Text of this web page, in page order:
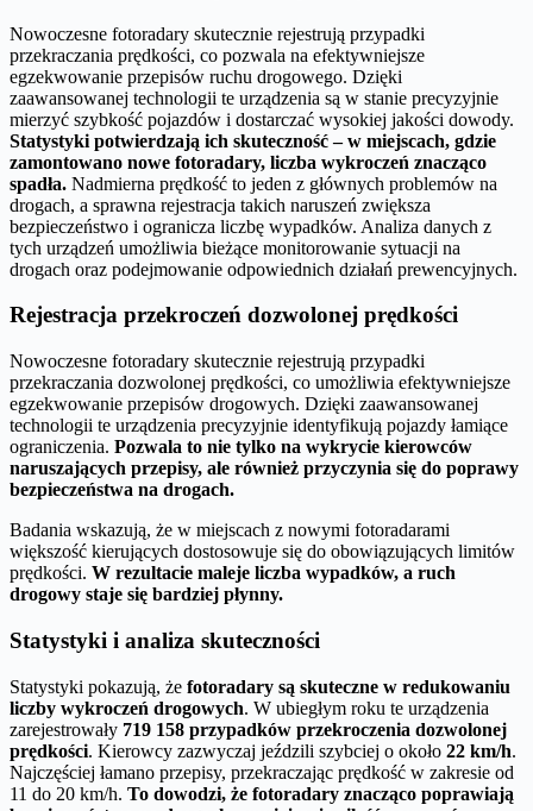
Nowoczesne fotoradary skutecznie rejestrują przypadki
przekraczania prędkości, co pozwala na efektywniejsze
egzekwowanie przepisów ruchu drogowego. Dzięki
zaawansowanej technologii te urządzenia są w stanie precyzyjnie
mierzyć szybkość pojazdów i dostarczać wysokiej jakości dowody.
Statystyki potwierdzają ich skuteczność – w miejscach, gdzie
zamontowano nowe fotoradary, liczba wykroczeń znacząco
spadła. Nadmierna prędkość to jeden z głównych problemów na
drogach, a sprawna rejestracja takich naruszeń zwiększa
bezpieczeństwo i ogranicza liczbę wypadków. Analiza danych z
tych urządzeń umożliwia bieżące monitorowanie sytuacji na
drogach oraz podejmowanie odpowiednich działań prewencyjnych.
Rejestracja przekroczeń dozwolonej prędkości
Nowoczesne fotoradary skutecznie rejestrują przypadki
przekraczania dozwolonej prędkości, co umożliwia efektywniejsze
egzekwowanie przepisów drogowych. Dzięki zaawansowanej
technologii te urządzenia precyzyjnie identyfikują pojazdy łamiące
ograniczenia. Pozwala to nie tylko na wykrycie kierowców
naruszających przepisy, ale również przyczynia się do poprawy
bezpieczeństwa na drogach.
Badania wskazują, że w miejscach z nowymi fotoradarami
większość kierujących dostosowuje się do obowiązujących limitów
prędkości. W rezultacie maleje liczba wypadków, a ruch
drogowy staje się bardziej płynny.
Statystyki i analiza skuteczności
Statystyki pokazują, że fotoradary są skuteczne w redukowaniu
liczby wykroczeń drogowych. W ubiegłym roku te urządzenia
zarejestrowały 719 158 przypadków przekroczenia dozwolonej
prędkości. Kierowcy zazwyczaj jeździli szybciej o około 22 km/h.
Najczęściej łamano przepisy, przekraczając prędkość w zakresie od
11 do 20 km/h. To dowodzi, że fotoradary znacząco poprawiają